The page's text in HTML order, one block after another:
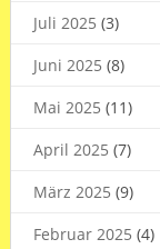
Juli 2025 (3)
Juni 2025 (8)
Mai 2025 (11)
April 2025 (7)
März 2025 (9)
Februar 2025 (4)